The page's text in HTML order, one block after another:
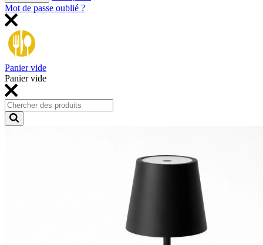
Mot de passe oublié ?
Panier vide
Panier vide